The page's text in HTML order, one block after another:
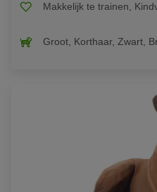
Makkelijk te trainen,
Groot, Korthaar, Zwart,